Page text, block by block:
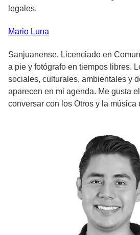
legales.
Mario Luna
Sanjuanense. Licenciado en
a pie y fotógrafo en tiempos libres.
sociales, culturales, ambientales y
aparecen en mi agenda. Me gusta
conversar con los Otros y la música